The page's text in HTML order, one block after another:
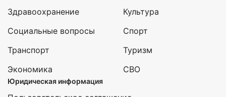
Здравоохранение
Социальные вопросы
Транспорт
Экономика
Культура
Спорт
Туризм
СВО
Юридическая информация